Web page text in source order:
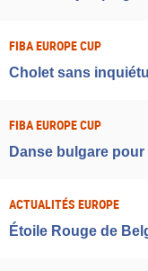
FIBA EUROPE CUP
Cholet sans
FIBA EUROPE CUP
Danse bulgare pour
ACTUALITÉS EUROPE
Étoile Rouge de